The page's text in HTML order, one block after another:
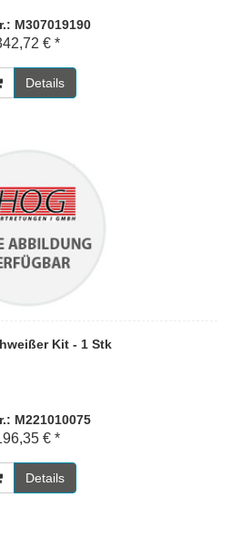
M307019190
€ *
Details
Kit - 1 Stk
M221010075
€ *
Details